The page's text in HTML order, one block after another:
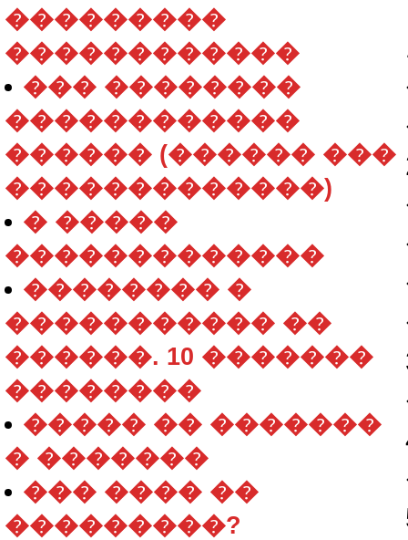
���������
������������
��� ��������
������������
������ (������ ���
�������������)
� �����
�������������
�������� �
����������� ��
������. 10 �������
��������
����� �� �������
� �������
��� ���� ��
���������?